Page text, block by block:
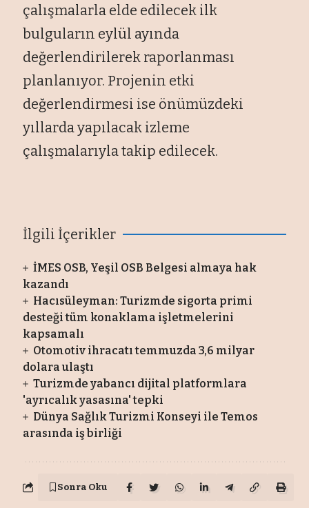
çalışmalarla elde edilecek ilk
bulguların eylül ayında
değerlendirilerek raporlanması
planlanıyor. Projenin etki
değerlendirmesi ise önümüzdeki
yıllarda yapılacak izleme
çalışmalarıyla takip edilecek.
İlgili İçerikler
İMES OSB, Yeşil OSB Belgesi almaya hak
kazandı
Hacısüleyman: Turizmde sigorta primi
desteği tüm konaklama işletmelerini
kapsamalı
Otomotiv ihracatı temmuzda 3,6 milyar
dolara ulaştı
Turizmde yabancı dijital platformlara
'ayrıcalık yasasına' tepki
Dünya Sağlık Turizmi Konseyi ile Temos
arasında iş birliği
Sonra Oku